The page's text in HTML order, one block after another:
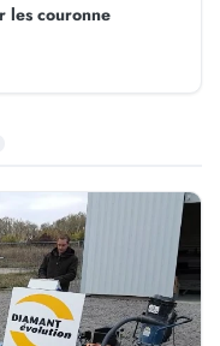
les couronne